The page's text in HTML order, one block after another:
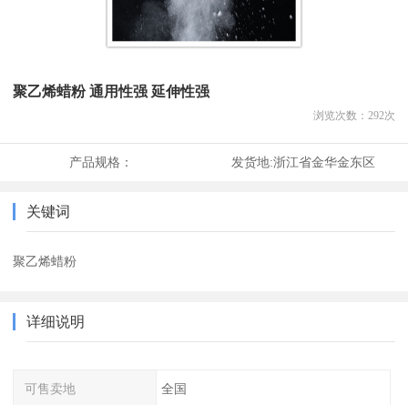
聚乙烯蜡粉 通用性强 延伸性强
浏览次数： 292次
产品规格： 发货地:浙江省金华金东区
关键词
聚乙烯蜡粉
详细说明
可售卖地 全国